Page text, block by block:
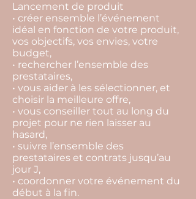
Lancement de produit
• créer ensemble l’événement
idéal en fonction de votre produit,
vos objectifs, vos envies, votre
budget,
• rechercher l’ensemble des
prestataires,
• vous aider à les sélectionner, et
choisir la meilleure offre,
• vous conseiller tout au long du
projet pour ne rien laisser au
hasard,
• suivre l’ensemble des
prestataires et contrats jusqu’au
jour J,
• coordonner votre événement du
début à la fin.